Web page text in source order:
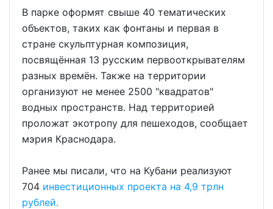
В парке оформят свыше 40 тематических
объектов, таких как фонтаны и первая в
стране скульптурная композиция,
посвящённая 13 русским первооткрывателям
разных времён. Также на территории
организуют не менее 2500 "квадратов"
водных пространств. Над территорией
проложат экотропу для пешеходов, сообщает
мэрия Краснодара.
Ранее мы писали, что на Кубани реализуют
704 инвестиционных проекта на 4,9 трлн
рублей.